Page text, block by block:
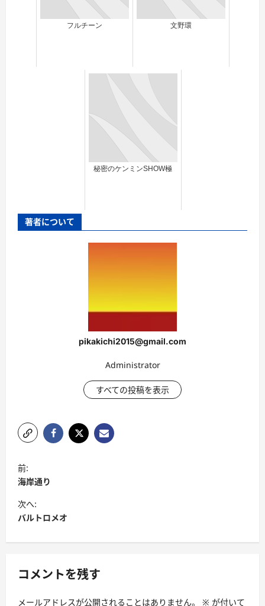
フルチーン 文野環
秘密のケンミンSHOW極
著者について
pikakichi2015@gmail.com
Administrator
すべての投稿を表示
投
稿
ナ
ビ
シ
前:
海岸通り
次へ:
バルトロメオ
コメントを残す
メールアドレスが公開されることはありません。 ※ が付いて